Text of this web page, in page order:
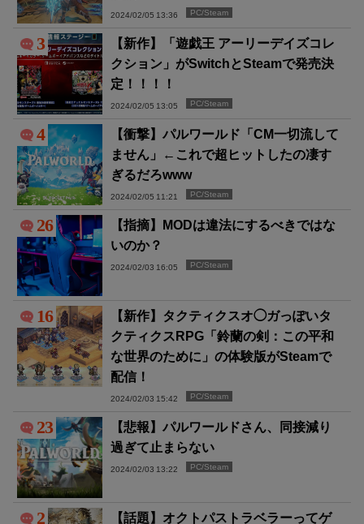
2024/02/05 13:36 PC/Steam
3
【新作】「遊戯王 アーリーデイズコレ
クション」がSwitchとSteamで発売決
定！！！！
2024/02/05 13:05 PC/Steam
4
【衝撃】パルワールド「CM一切流して
ません」←これで超ヒットしたの凄す
ぎるだろwww
2024/02/05 11:21 PC/Steam
26
【指摘】MODは違法にするべきではな
いのか？
2024/02/03 16:05 PC/Steam
16
【新作】タクティクスオ◯ガっぽいタ
クティクスRPG「鈴蘭の剣：この平和
な世界のために」の体験版がSteamで
配信！
2024/02/03 15:42 PC/Steam
23
【悲報】パルワールドさん、同接減り
過ぎて止まらない
2024/02/03 13:22 PC/Steam
2
【話題】オクトパストラベラーってゲ